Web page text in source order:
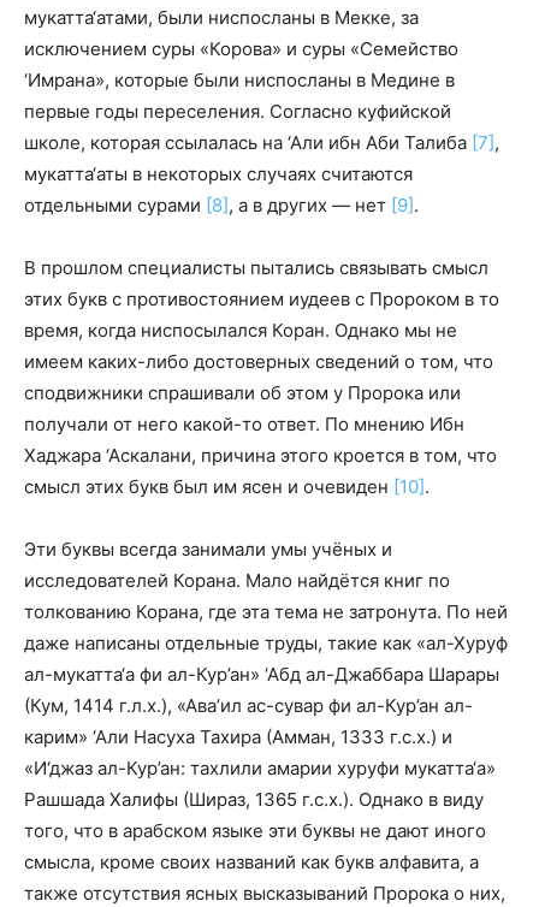
мукатта‘атами, были ниспосланы в Мекке, за
исключением суры «Корова» и суры «Семейство
‘Имрана», которые были ниспосланы в Медине в
первые годы переселения. Согласно куфийской
школе, которая ссылалась на ‘Али ибн Аби Талиба [7],
мукатта‘аты в некоторых случаях считаются
отдельными сурами [8], а в других — нет [9].
В прошлом специалисты пытались связывать смысл
этих букв с противостоянием иудеев с Пророком в то
время, когда ниспосылался Коран. Однако мы не
имеем каких-либо достоверных сведений о том, что
сподвижники спрашивали об этом у Пророка или
получали от него какой-то ответ. По мнению Ибн
Хаджара ‘Аскалани, причина этого кроется в том, что
смысл этих букв был им ясен и очевиден [10].
Эти буквы всегда занимали умы учёных и
исследователей Корана. Мало найдётся книг по
толкованию Корана, где эта тема не затронута. По ней
даже написаны отдельные труды, такие как «ал-Хуруф
ал-мукатта‘а фи ал-Кур’ан» ‘Абд ал-Джаббара Шарары
(Кум, 1414 г.л.х.), «Ава’ил ас-сувар фи ал-Кур’ан ал-
карим» ‘Али Насуха Тахира (Амман, 1333 г.с.х.) и
«И‘джаз ал-Кур’ан: тахлили амарии хуруфи мукатта‘а»
Рашшада Халифы (Шираз, 1365 г.с.х.). Однако в виду
того, что в арабском языке эти буквы не дают иного
смысла, кроме своих названий как букв алфавита, а
также отсутствия ясных высказываний Пророка о них,